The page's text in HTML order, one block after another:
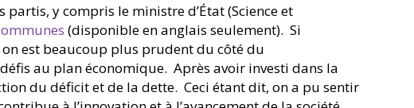
y compris le ministre d’État (Science et
(disponible en anglais seulement). Si
est beaucoup plus prudent du côté du
au plan économique. Après avoir investi dans la
du déficit et de la dette. Ceci étant dit, on a pu sentir